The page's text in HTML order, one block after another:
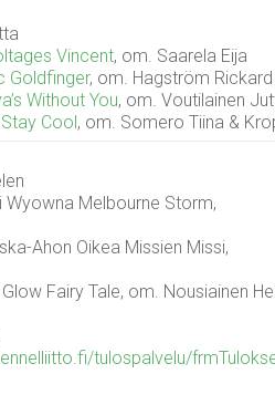
Vincent, om. Saarela Eija
Goldfinger, om. Hagström Rickard
Without You, om. Voutilainen
Cool, om. Somero Tiina &
Melbourne Storm,
Ahon Oikea Missien Missi,
Fairy Tale, om. Nousiainen
tulospalvelu/